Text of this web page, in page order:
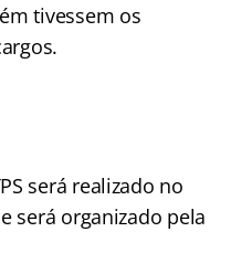
tivessem os
será realizado no
será organizado pela